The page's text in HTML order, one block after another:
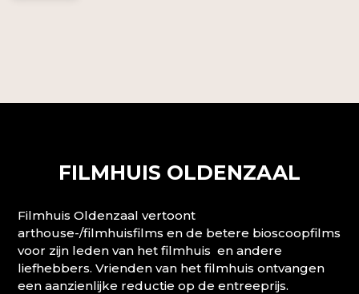
FILMHUIS OLDENZAAL
Filmhuis Oldenzaal vertoont
arthouse-/filmhuisfilms en de betere bioscoopfilms
voor zijn leden van het filmhuis en andere
liefhebbers. Vrienden van het filmhuis ontvangen
een aanzienlijke reductie op de entreeprijs.